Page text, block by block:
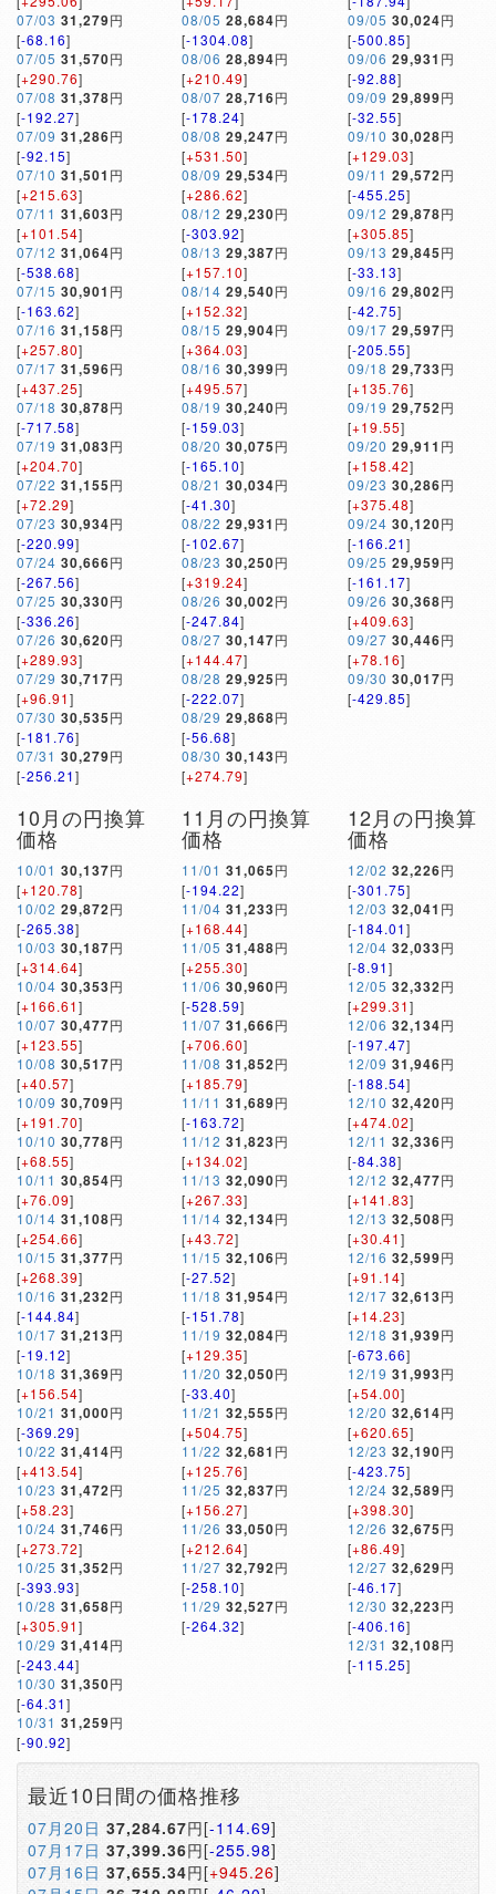
07/03 31,279円
[-68.16]
07/05 31,570円
[+290.76]
07/08 31,378円
[-192.27]
07/09 31,286円
[-92.15]
07/10 31,501 円
[+215.63]
07/11 31,603円
[+101.54]
07/12 31,064円
[-538.68]
07/15 30,901 円
[-163.62]
07/16 31,158円
[+257.80]
07/17 31,596円
[+437.25]
07/18 30,878円
[-717.58]
07/19 31,083円
[+204.70]
07/22 31,155円
[+72.29]
07/23 30,934円
[-220.99]
07/24 30,666円
[-267.56]
07/25 30,330円
[-336.26]
07/26 30,620円
[+289.93]
07/29 30,717円
[+96.91]
07/30 30,535円
[-181.76]
07/31 30,279円
[-256.21]
08/05 28,684円
[-1304.08]
08/06 28,894円
[+210.49]
08/07 28,716円
[-178.24]
08/08 29,247円
[+531.50]
08/09 29,534円
[+286.62]
08/12 29,230円
[-303.92]
08/13 29,387円
[+157.10]
08/14 29,540円
[+152.32]
08/15 29,904円
[+364.03]
08/16 30,399円
[+495.57]
08/19 30,240円
[-159.03]
08/20 30,075円
[-165.10]
08/21 30,034円
[-41.30]
08/22 29,931 円
[-102.67]
08/23 30,250円
[+319.24]
08/26 30,002円
[-247.84]
08/27 30,147円
[+144.47]
08/28 29,925円
[-222.07]
08/29 29,868円
[-56.68]
08/30 30,143円
[+274.79]
09/05 30,024円
[-500.85]
09/06 29,931 円
[-92.88]
09/09 29,899円
[-32.55]
09/10 30,028円
[+129.03]
09/11 29,572円
[-455.25]
09/12 29,878円
[+305.85]
09/13 29,845円
[-33.13]
09/16 29,802円
[-42.75]
09/17 29,597円
[-205.55]
09/18 29,733円
[+135.76]
09/19 29,752円
[+19.55]
09/20 29,911 円
[+158.42]
09/23 30,286円
[+375.48]
09/24 30,120円
[-166.21]
09/25 29,959円
[-161.17]
09/26 30,368円
[+409.63]
09/27 30,446円
[+78.16]
09/30 30,017円
[-429.85]
10月の円換算
価格
10/01 30,137円
[+120.78]
10/02 29,872円
[-265.38]
10/03 30,187円
[+314.64]
10/04 30,353円
[+166.61]
10/07 30,477円
[+123.55]
10/08 30,517円
[+40.57]
10/09 30,709円
[+191.70]
10/10 30,778円
[+68.55]
10/11 30,854円
[+76.09]
10/14 31,108円
[+254.66]
10/15 31,377円
[+268.39]
10/16 31,232円
[-144.84]
10/17 31,213円
[-19.12]
10/18 31,369円
[+156.54]
10/21 31,000円
[-369.29]
10/22 31,414円
[+413.54]
10/23 31,472円
[+58.23]
10/24 31,746円
[+273.72]
10/25 31,352円
[-393.93]
10/28 31,658円
[+305.91]
10/29 31,414円
[-243.44]
10/30 31,350円
[-64.31]
10/31 31,259円
[-90.92]
11月の円換算
価格
11/01 31,065円
[-194.22]
11/04 31,233円
[+168.44]
11/05 31,488円
[+255.30]
11/06 30,960円
[-528.59]
11/07 31,666円
[+706.60]
11/08 31,852円
[+185.79]
11/11 31,689円
[-163.72]
11/12 31,823円
[+134.02]
11/13 32,090円
[+267.33]
11/14 32,134円
[+43.72]
11/15 32,106円
[-27.52]
11/18 31,954円
[-151.78]
11/19 32,084円
[+129.35]
11/20 32,050円
[-33.40]
11/21 32,555円
[+504.75]
11/22 32,681 円
[+125.76]
11/25 32,837円
[+156.27]
11/26 33,050円
[+212.64]
11/27 32,792円
[-258.10]
11/29 32,527円
[-264.32]
12月の円換算
価格
12/02 32,226円
[-301.75]
12/03 32,041 円
[-184.01]
12/04 32,033円
[-8.91]
12/05 32,332円
[+299.31]
12/06 32,134円
[-197.47]
12/09 31,946円
[-188.54]
12/10 32,420円
[+474.02]
12/11 32,336円
[-84.38]
12/12 32,477円
[+141.83]
12/13 32,508円
[+30.41]
12/16 32,599円
[+91.14]
12/17 32,613円
[+14.23]
12/18 31,939円
[-673.66]
12/19 31,993円
[+54.00]
12/20 32,614円
[+620.65]
12/23 32,190円
[-423.75]
12/24 32,589円
[+398.30]
12/26 32,675円
[+86.49]
12/27 32,629円
[-46.17]
12/30 32,223円
[-406.16]
12/31 32,108円
[-115.25]
最近10日間の価格推移
07月20日 37,284.67円[-114.69]
07月17日 37,399.36円[-255.98]
07月16日 37,655.34円[+945.26]